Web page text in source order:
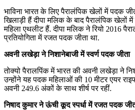
भाविना भारत के लिए पैरालंपिक खेलों में पदक
खिलाड़ी हैं दीपा मलिक के बाद पैरालंपिक खेलों
महिला एथलीट हैं. दीपा मलिक ने रियो 2016
प्रतियोगिता में रजत पदक जीता था.
अवनी लखेड़ा ने निशानेबाजी में स्‍वर्ण पदक जीता
तोक्‍यो पैरालपिंक में भारत की अवनी लखेड़ा ने
उन्होंने यह पदक महिलाओं की 10 मीटर एयर
अवनी 249.6 अंकों के साथ शीर्ष पर रहीं.
निषाद कुमार ने ऊंची कूद स्‍पर्धा में रजत पदक